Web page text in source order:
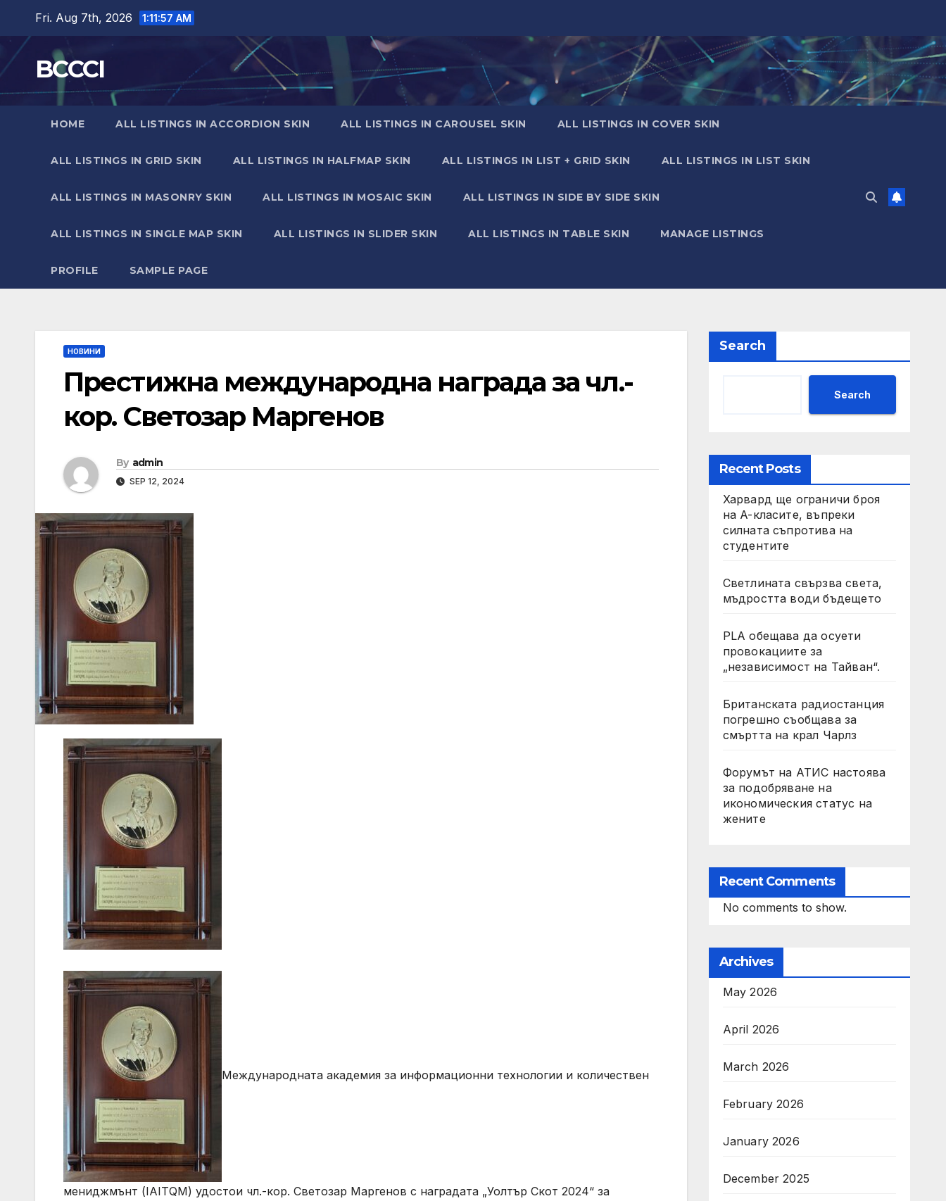
content
Fri. Aug 7th, 2026 1:11:58 AM
BCCCI
HOME ALL LISTINGS IN ACCORDION SKIN ALL LISTINGS IN CAROUSEL SKIN ALL LISTINGS IN COVER SKIN
ALL LISTINGS IN GRID SKIN ALL LISTINGS IN HALFMAP SKIN ALL LISTINGS IN LIST + GRID SKIN ALL LISTINGS IN LIST SKIN
ALL LISTINGS IN MASONRY SKIN ALL LISTINGS IN MOSAIC SKIN ALL LISTINGS IN SIDE BY SIDE SKIN
ALL LISTINGS IN SINGLE MAP SKIN ALL LISTINGS IN SLIDER SKIN ALL LISTINGS IN TABLE SKIN MANAGE LISTINGS
PROFILE SAMPLE PAGE
НОВИНИ
Престижна международна награда за чл.-
кор. Светозар Маргенов
By admin
SEP 12, 2024
Международната академия за информационни технологии и количествен
мениджмънт (IAITQM) удостои чл.-кор. Светозар Маргенов с наградата „Уолтър Скот 2024“ за
Search
Search
Recent Posts
Харвард ще ограничи броя
на A-класите, въпреки
силната съпротива на
студентите
Светлината свързва света,
мъдростта води бъдещето
PLA обещава да осуети
провокациите за
„независимост на Тайван“.
Британската радиостанция
погрешно съобщава за
смъртта на крал Чарлз
Форумът на АТИС настоява
за подобряване на
икономическия статус на
жените
Recent Comments
No comments to show.
Archives
May 2026
April 2026
March 2026
February 2026
January 2026
December 2025